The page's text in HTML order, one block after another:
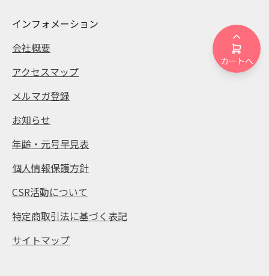
カートへ
インフォメーション
会社概要
アクセスマップ
メルマガ登録
お知らせ
年齢・元号早見表
個人情報保護方針
CSR活動について
特定商取引法に基づく表記
サイトマップ